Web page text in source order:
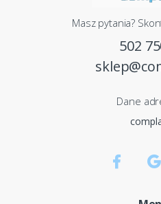
Masz pytania?
502
Dane